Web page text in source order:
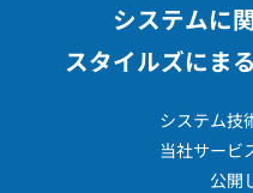
システムに
スタイルズにま
システム技
当社サービ
公開